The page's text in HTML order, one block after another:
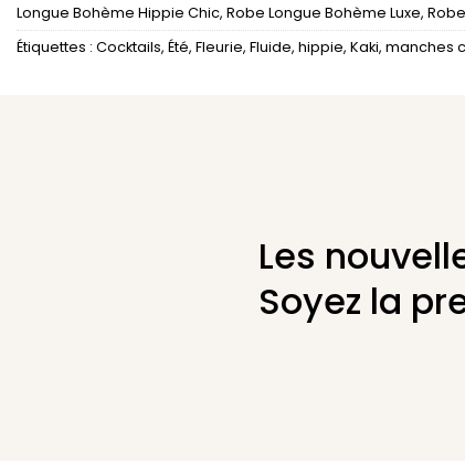
Longue Bohème Hippie Chic, Robe Longue Bohème Luxe,
Étiquettes : Cocktails, Été, Fleurie, Fluide, hippie, Kaki, manches
Les
Soyez la